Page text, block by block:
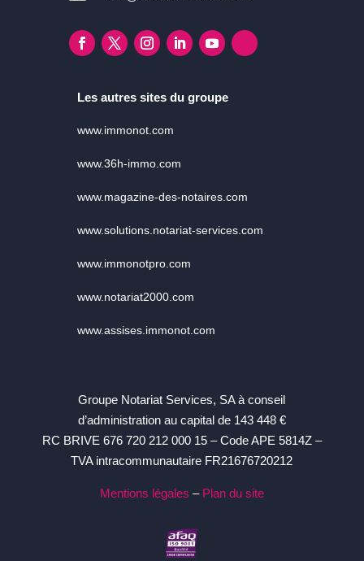
Les autres sites du groupe
www.immonot.com
www.36h-immo.com
www.magazine-des-notaires.com
www.solutions.notariat-services.com
www.immonotpro.com
www.notariat2000.com
www.assises.immonot.com
Groupe Notariat Services, SA à conseil
d’administration au capital de 143 448 €
RC BRIVE 676 720 212 000 15 – Code APE 5814Z –
TVA intracommunautaire FR21676720212
Mentions légales – Plan du site